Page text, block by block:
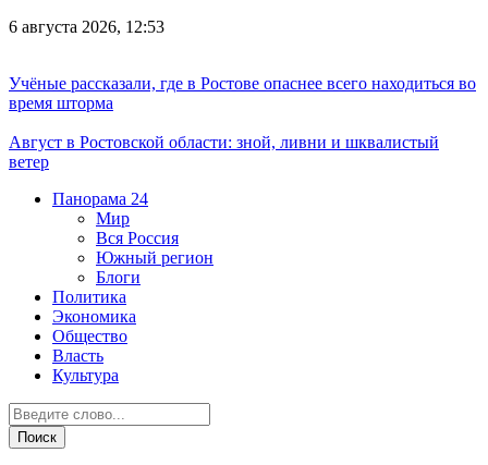
6 августа 2026, 12:53
Учёные рассказали, где в Ростове опаснее всего находиться во
время шторма
Август в Ростовской области: зной, ливни и шквалистый
ветер
Панорама 24
Мир
Вся Россия
Южный регион
Блоги
Политика
Экономика
Общество
Власть
Культура